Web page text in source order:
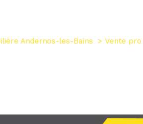
Fonds de commerce
Andernos-les-Bains Vente pro